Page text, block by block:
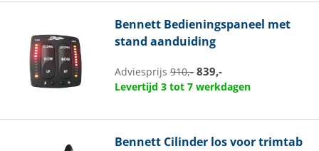
Bennett Bedieningspaneel met
stand aanduiding
Adviesprijs910,- 839,-
Levertijd 3 tot 7 werkdagen
Bennett Cilinder los voor trimtab